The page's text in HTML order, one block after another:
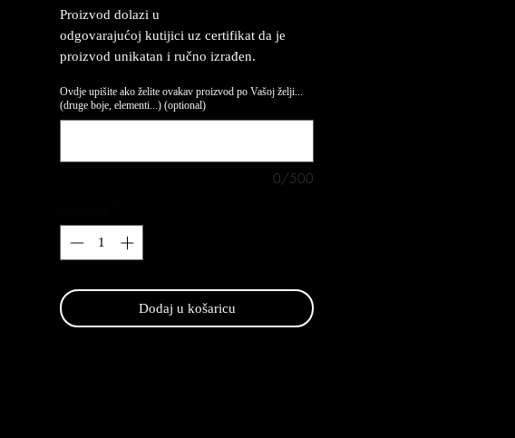
Proizvod dolazi u
odgovarajućoj kutijici uz certifikat da je
proizvod unikatan i ručno izrađen.
Ovdje upišite ako želite ovakav proizvod po Vašoj želji...
(druge boje, elementi...) (optional)
0/500
Dodaj u košaricu